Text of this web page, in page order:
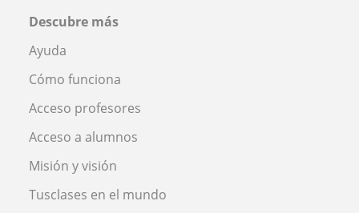
Descubre más
Ayuda
Cómo funciona
Acceso profesores
Acceso a alumnos
Misión y visión
Tusclases en el mundo